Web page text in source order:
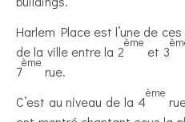
Harlem Place est l’une de
de la ville entre la 2
ème
et 3
7
ème
rue.
C’est au niveau de la 4
ème